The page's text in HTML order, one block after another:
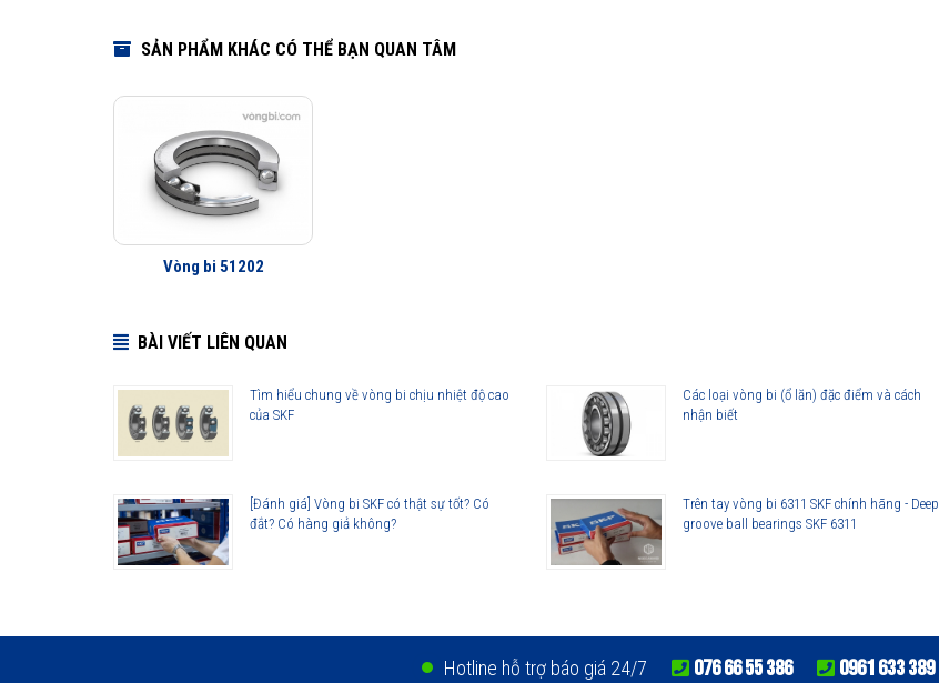
SẢN PHẨM KHÁC CÓ THỂ BẠN QUAN TÂM
Vòng bi 51202
BÀI VIẾT LIÊN QUAN
Tìm hiểu chung về vòng bi chịu nhiệt độ cao
của SKF
Các loại vòng bi (ổ lăn) đặc điểm và cách
nhận biết
[Đánh giá] Vòng bi SKF có thật sự tốt? Có
đắt? Có hàng giả không?
Trên tay vòng bi 6311 SKF chính hãng - Deep
groove ball bearings SKF 6311
Hotline hỗ trợ báo giá 24/7 076 66 55 386 0961 633 389